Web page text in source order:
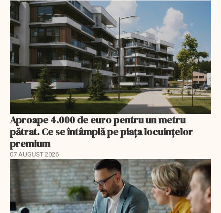
Aproape 4.000 de euro pentru un metru
pătrat. Ce se întâmplă pe piața locuințelor
premium
07 AUGUST 2026